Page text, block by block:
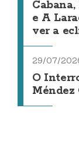
e A
ver a
29/07/
O
Méndez